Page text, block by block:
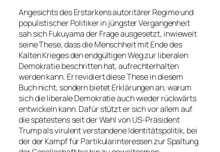
Angesichts des Erstarkens autoritärer Regime und
populistischer Politiker in jüngster Vergangenheit
sah sich Fukuyama der Frage ausgesetzt, inwieweit
seine These, dass die Menschheit mit Ende des
Kalten Krieges den endgültigen Weg zur liberalen
Demokratie beschritten hat, aufrechterhalten
werden kann. Er revidiert diese These in diesem
Buch nicht, sondern bietet Erklärungen an, warum
sich die liberale Demokratie auch wieder rückwärts
entwickeln kann. Dafür stützt er sich vor allem auf
die spätestens seit der Wahl von US-Präsident
Trump als virulent verstandene Identitätspolitik, bei
der der Kampf für Partikularinteressen zur Spaltung